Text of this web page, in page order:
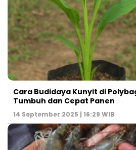
Cara Budidaya Kunyit di
Tumbuh dan Cepat Panen
14 September 2025 | 16:29 WIB